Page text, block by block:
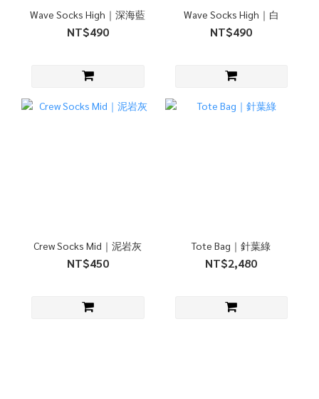
Wave Socks High｜深海藍
NT$490
Wave Socks High｜白
NT$490
Crew Socks Mid｜泥岩灰
NT$450
Tote Bag｜針葉綠
NT$2,480